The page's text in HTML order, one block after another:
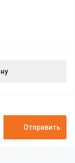
Отправить